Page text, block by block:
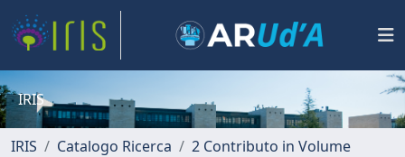
IRIS
IRIS Catalogo Ricerca
2 Contributo in Volume